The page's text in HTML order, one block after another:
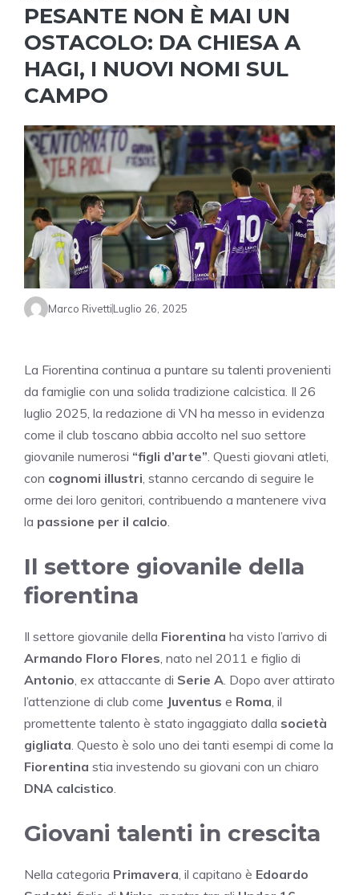
PESANTE NON È MAI UN
OSTACOLO: DA CHIESA A
HAGI, I NUOVI NOMI SUL
CAMPO
Marco RivettiLuglio 26, 2025
La Fiorentina continua a puntare su talenti provenienti
da famiglie con una solida tradizione calcistica. Il 26
luglio 2025, la redazione di VN ha messo in evidenza
come il club toscano abbia accolto nel suo settore
giovanile numerosi “figli d’arte”. Questi giovani atleti,
con cognomi illustri, stanno cercando di seguire le
orme dei loro genitori, contribuendo a mantenere viva
la passione per il calcio.
Il settore giovanile della
fiorentina
Il settore giovanile della Fiorentina ha visto l’arrivo di
Armando Floro Flores, nato nel 2011 e figlio di
Antonio, ex attaccante di Serie A. Dopo aver attirato
l’attenzione di club come Juventus e Roma, il
promettente talento è stato ingaggiato dalla società
gigliata. Questo è solo uno dei tanti esempi di come la
Fiorentina stia investendo su giovani con un chiaro
DNA calcistico.
Giovani talenti in crescita
Nella categoria Primavera, il capitano è Edoardo